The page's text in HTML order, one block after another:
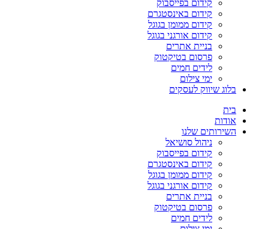
קידום בפייסבוק
קידום באינסטגרם
קידום ממומן בגוגל
קידום אורגני בגוגל
בניית אתרים
פרסום בטיקטוק
לידים חמים
ימי צילום
בלוג שיווק לעסקים
בית
אודות
השירותים שלנו
ניהול סושיאל
קידום בפייסבוק
קידום באינסטגרם
קידום ממומן בגוגל
קידום אורגני בגוגל
בניית אתרים
פרסום בטיקטוק
לידים חמים